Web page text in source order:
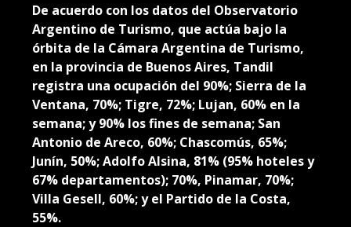
De acuerdo con los datos del Observatorio
Argentino de Turismo, que actúa bajo la
órbita de la Cámara Argentina de Turismo,
en la provincia de Buenos Aires, Tandil
registra una ocupación del 90%; Sierra de la
Ventana, 70%; Tigre, 72%; Lujan, 60% en la
semana; y 90% los fines de semana; San
Antonio de Areco, 60%; Chascomús, 65%;
Junín, 50%; Adolfo Alsina, 81% (95% hoteles y
67% departamentos); 70%, Pinamar, 70%;
Villa Gesell, 60%; y el Partido de la Costa,
55%.